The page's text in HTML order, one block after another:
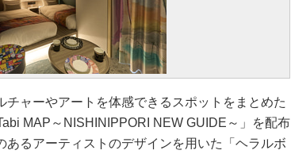
ャーやアートを体感できるスポットをまとめた
MAP～NISHINIPPORI NEW GUIDE～」を配布
あるアーティストのデザインを用いた「ヘラルボ